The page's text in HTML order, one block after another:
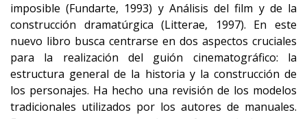
imposible (Fundarte, 1993) y Análisis del film y de la
construcción dramatúrgica (Litterae, 1997). En este
nuevo libro busca centrarse en dos aspectos cruciales
para la realización del guión cinematográfico: la
estructura general de la historia y la construcción de
los personajes. Ha hecho una revisión de los modelos
tradicionales utilizados por los autores de manuales.